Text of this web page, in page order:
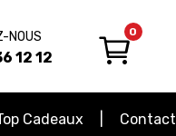
NOUS
12 12
0
Cadeaux Contact